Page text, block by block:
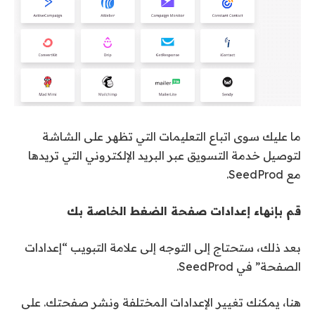
ما عليك سوى اتباع التعليمات التي تظهر على الشاشة
لتوصيل خدمة التسويق عبر البريد الإلكتروني التي تريدها
مع SeedProd.
قم بإنهاء إعدادات صفحة الضغط الخاصة بك
بعد ذلك، ستحتاج إلى التوجه إلى علامة التبويب “إعدادات
الصفحة” في SeedProd.
هنا، يمكنك تغيير الإعدادات المختلفة ونشر صفحتك. على